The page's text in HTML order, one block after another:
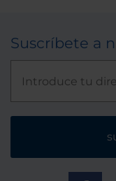
Suscríbete a